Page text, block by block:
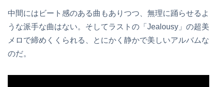
中間にはビート感のある曲もありつつ、無理に踊らせるよ
うな派手な曲はない。そしてラストの「Jealousy」の超美
メロで締めくくられる、とにかく静かで美しいアルバムな
のだ。